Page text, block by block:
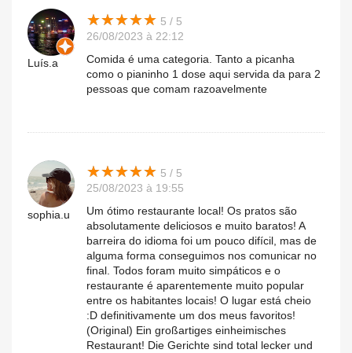
Luís.a
★★★★★
★★★★★ 5 / 5
26/08/2023 à 22:12
Comida é uma categoria. Tanto a picanha
como o pianinho 1 dose aqui servida da para 2
pessoas que comam razoavelmente
sophia.u
★★★★★
★★★★★ 5 / 5
25/08/2023 à 19:55
Um ótimo restaurante local! Os pratos são
absolutamente deliciosos e muito baratos! A
barreira do idioma foi um pouco difícil, mas de
alguma forma conseguimos nos comunicar no
final. Todos foram muito simpáticos e o
restaurante é aparentemente muito popular
entre os habitantes locais! O lugar está cheio
:D definitivamente um dos meus favoritos!
(Original) Ein großartiges einheimisches
Restaurant! Die Gerichte sind total lecker und